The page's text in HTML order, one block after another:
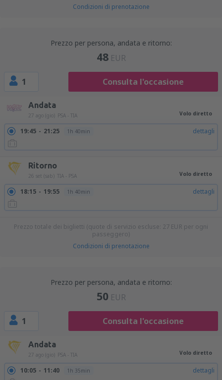
Condizioni di prenotazione
Prezzo per persona, andata e ritorno:
48 EUR
1 Consulta l'occasione
Andata
27 ago (gio) PSA - TIA Volo diretto
19:45 21:25 1h 40min dettagli
Ritorno
26 set (sab) TIA - PSA Volo diretto
18:15 19:55 1h 40min dettagli
Prezzo totale dei biglietti (quote di servizio escluse: 27 EUR per ogni
passeggero)
Condizioni di prenotazione
Prezzo per persona, andata e ritorno:
50 EUR
1 Consulta l'occasione
Andata
27 ago (gio) PSA - TIA Volo diretto
10:05 11:40 1h 35min dettagli